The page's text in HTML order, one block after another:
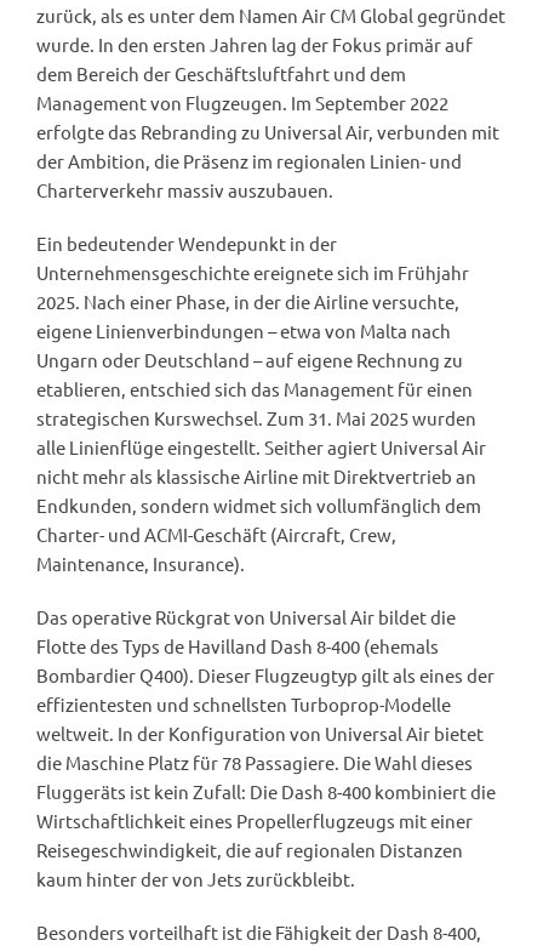
zurück, als es unter dem Namen Air CM Global gegründet
wurde. In den ersten Jahren lag der Fokus primär auf
dem Bereich der Geschäftsluftfahrt und dem
Management von Flugzeugen. Im September 2022
erfolgte das Rebranding zu Universal Air, verbunden mit
der Ambition, die Präsenz im regionalen Linien- und
Charterverkehr massiv auszubauen.
Ein bedeutender Wendepunkt in der
Unternehmensgeschichte ereignete sich im Frühjahr
2025. Nach einer Phase, in der die Airline versuchte,
eigene Linienverbindungen – etwa von Malta nach
Ungarn oder Deutschland – auf eigene Rechnung zu
etablieren, entschied sich das Management für einen
strategischen Kurswechsel. Zum 31. Mai 2025 wurden
alle Linienflüge eingestellt. Seither agiert Universal Air
nicht mehr als klassische Airline mit Direktvertrieb an
Endkunden, sondern widmet sich vollumfänglich dem
Charter- und ACMI-Geschäft (Aircraft, Crew,
Maintenance, Insurance).
Das operative Rückgrat von Universal Air bildet die
Flotte des Typs de Havilland Dash 8-400 (ehemals
Bombardier Q400). Dieser Flugzeugtyp gilt als eines der
effizientesten und schnellsten Turboprop-Modelle
weltweit. In der Konfiguration von Universal Air bietet
die Maschine Platz für 78 Passagiere. Die Wahl dieses
Fluggeräts ist kein Zufall: Die Dash 8-400 kombiniert die
Wirtschaftlichkeit eines Propellerflugzeugs mit einer
Reisegeschwindigkeit, die auf regionalen Distanzen
kaum hinter der von Jets zurückbleibt.
Besonders vorteilhaft ist die Fähigkeit der Dash 8-400,